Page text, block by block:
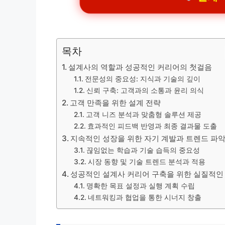
목차
설계사의 역할과 성공적인 커리어의 첫걸음
전문성의 중요성: 지식과 기술의 깊이
신뢰 구축: 고객과의 소통과 윤리 의식
고객 만족을 위한 설계 전략
고객 니즈 분석과 맞춤형 솔루션 제공
효과적인 피드백 반영과 최종 결과물 도출
지속적인 성장을 위한 자기 계발과 트렌드 파악
끊임없는 학습과 기술 습득의 중요성
시장 동향 및 기술 트렌드 분석과 적용
성공적인 설계사 커리어 구축을 위한 실질적인
명확한 목표 설정과 실행 계획 수립
네트워킹과 협업을 통한 시너지 창출